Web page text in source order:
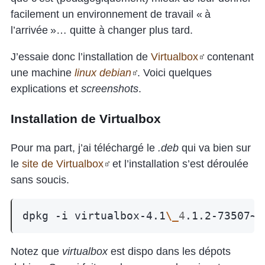
facilement un environnement de travail « à
l’arrivée »… quitte à changer plus tard.
J’essaie donc l’installation de Virtualbox
contenant
une machine linux debian . Voici quelques
explications et screenshots.
Installation de Virtualbox
Pour ma part, j’ai téléchargé le .deb qui va bien sur
le site de Virtualbox
et l’installation s’est déroulée
sans soucis.
dpkg -i virtualbox-4.1\_ 4 .1.2-
Notez que virtualboxest dispo dans les dépots